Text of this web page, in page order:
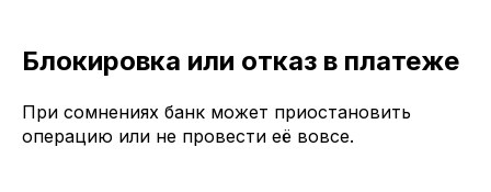
Блокировка или отказ в платеже
При сомнениях банк может приостановить
операцию или не провести её вовсе.